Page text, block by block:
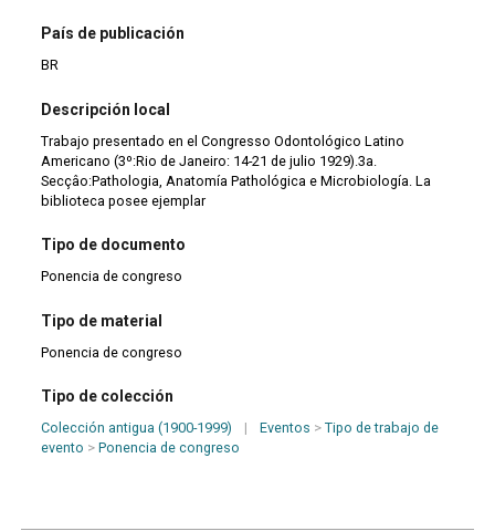
País de publicación
BR
Descripción local
Trabajo presentado en el Congresso Odontológico Latino
Americano (3º:Rio de Janeiro: 14-21 de julio 1929).3a.
Secçâo:Pathologia, Anatomía Pathológica e Microbiología. La
biblioteca posee ejemplar
Tipo de documento
Ponencia de congreso
Tipo de material
Ponencia de congreso
Tipo de colección
Colección antigua (1900-1999) | Eventos >Tipo de trabajo de
evento >Ponencia de congreso